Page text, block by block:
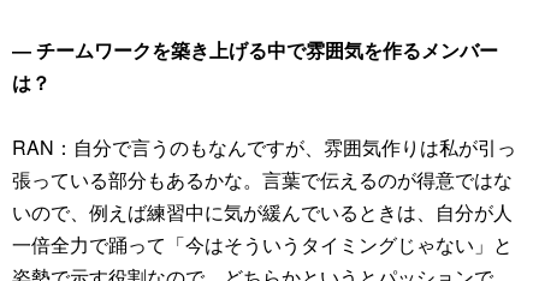
― チームワークを築き上げる中で雰囲気を作るメンバー
は？
RAN：自分で言うのもなんですが、雰囲気作りは私が引っ
張っている部分もあるかな。言葉で伝えるのが得意ではな
いので、例えば練習中に気が緩んでいるときは、自分が人
一倍全力で踊って「今はそういうタイミングじゃない」と